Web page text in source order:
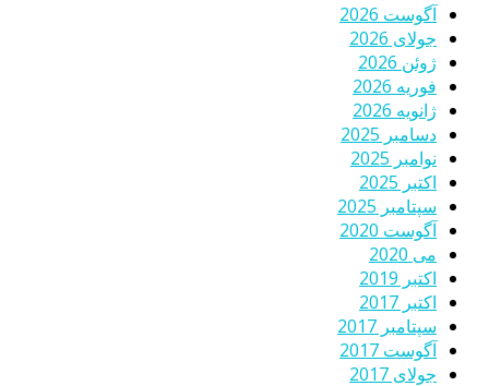
آگوست 2026
جولای 2026
ژوئن 2026
فوریه 2026
ژانویه 2026
دسامبر 2025
نوامبر 2025
اکتبر 2025
سپتامبر 2025
آگوست 2020
می 2020
اکتبر 2019
اکتبر 2017
سپتامبر 2017
آگوست 2017
جولای 2017